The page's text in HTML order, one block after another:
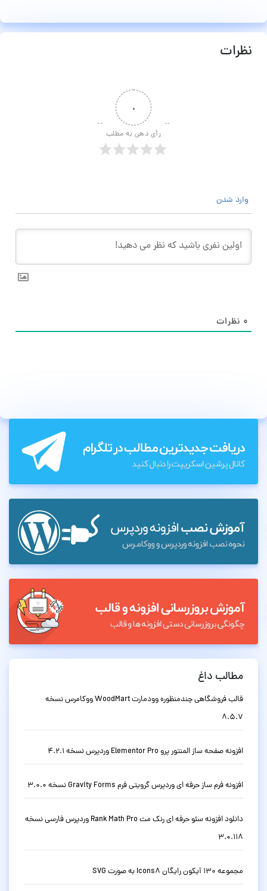
نظرات
۰
رأی دهی به مطلب
وارد شدن
۰ نظرات
مطالب داغ
قالب فروشگاهی چندمنظوره وودمارت WoodMart ووکامرس نسخه
8.5.7
افزونه صفحه ساز المنتور پرو Elementor Pro وردپرس نسخه 4.2.1
افزونه فرم ساز حرفه ای وردپرس گرویتی فرم Gravity Forms نسخه 3.0.0
دانلود افزونه سئو حرفه ای رنک مث Rank Math Pro وردپرس فارسی نسخه
3.0.118
مجموعه 130 آیکون رایگان Icons8 به صورت SVG